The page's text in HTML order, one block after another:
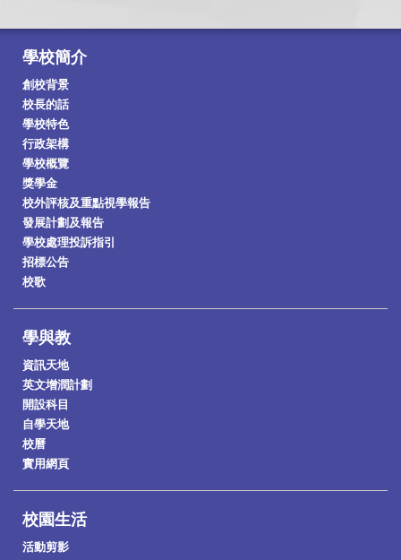
學校簡介
創校背景
校長的話
學校特色
行政架構
學校概覽
獎學金
校外評核及重點視學報告
發展計劃及報告
學校處理投訴指引
招標公告
校歌
學與教
資訊天地
英文增潤計劃
開設科目
自學天地
校曆
實用網頁
校園生活
活動剪影